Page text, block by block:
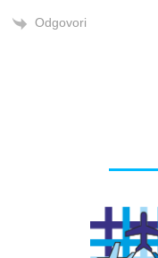
Odgovori